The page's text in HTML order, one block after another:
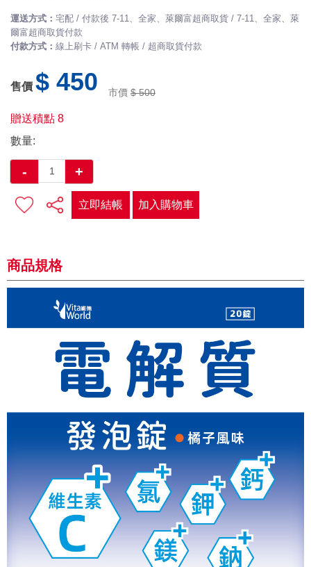
運送方式： 宅配 / 付款後 7-11、全家、萊爾富超商取貨 / 7-11、全家、萊
爾富超商取貨付款
付款方式： 線上刷卡 / ATM 轉帳 / 超商取貨付款
售價 $ 450 市價 $ 500
贈送積點 8
數量:
- +
立即結帳 加入購物車
商品規格